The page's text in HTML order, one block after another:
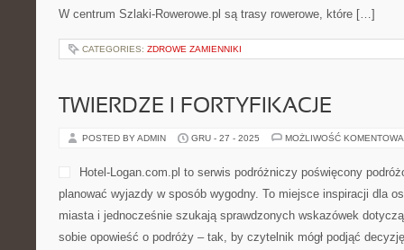
W centrum Szlaki-Rowerowe.pl są trasy rowerowe, które […]
CATEGORIES: ZDROWE ZAMIENNIKI
TWIERDZE I FORTYFIKACJE
POSTED BY ADMIN GRU - 27 - 2025 MOŻLIWOŚĆ
Hotel-Logan.com.pl to serwis podróżniczy poświęcony
planować wyjazdy w sposób wygodny. To miejsce inspiracji dla
miasta i jednocześnie szukają sprawdzonych wskazówek
sobie opowieść o podróży – tak, by czytelnik mógł podjąć